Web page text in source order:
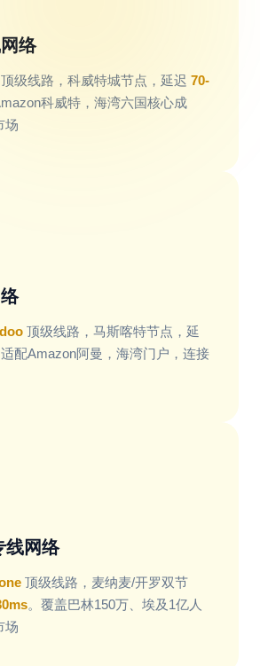
络
顶级线路，科威特城节点，延迟 70-
科威特，海湾六国核心成
场
顶级线路，马斯喀特节点，延
适配Amazon阿曼，海湾门户，连接
线网络
顶级线路，麦纳麦/开罗双节
。覆盖巴林150万、埃及1亿人
场